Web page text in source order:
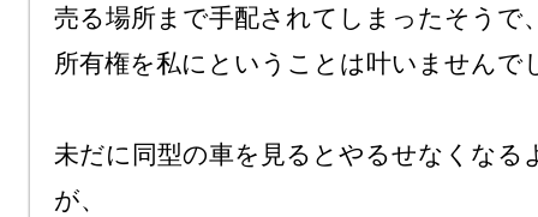
売る場所まで手配されてしまったそうで
所有権を私にということは叶いませんで
未だに同型の車を見るとやるせなくなる
が、